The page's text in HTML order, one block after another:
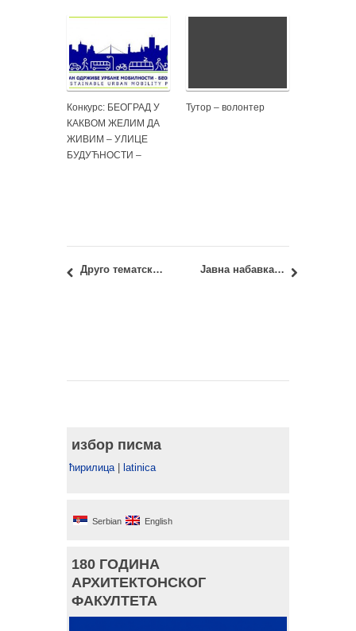
Конкурс: БЕОГРАД У
КАКВОМ ЖЕЛИМ ДА
ЖИВИМ – УЛИЦЕ
БУДУЋНОСТИ –
Тутор – волонтер
Друго тематско вече ретроспективног научног циклуса ,,Српски архитекти новијег и савременог доба” Јавна набавка бр. У1-2020 – набавка услуга: штампа монографије
избор писма
ћирилица| latinica
Serbian English
180 ГОДИНА
АРХИТЕКТОНСКОГ
ФАКУЛТЕТА